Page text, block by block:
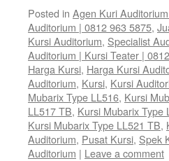
Posted in Agen Kuri
Auditorium | 0812 963 5875,
Kursi Auditorium, Specialist
Auditorium | Kursi Teater |
Harga Kursi, Harga Kursi
Auditorium, Kursi, Kursi
Mubarix Type LL516, Kursi
LL517 TB, Kursi Mubarix Type
Kursi Mubarix Type LL521 TB,
Auditorium, Pusat Kursi, Spek
Auditorium | Leave a comment